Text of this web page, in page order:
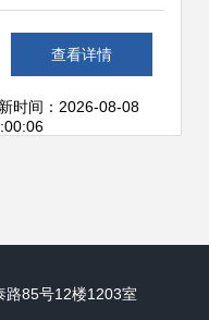
询
查看详情
时间：2026-08-08
路85号12楼1203室